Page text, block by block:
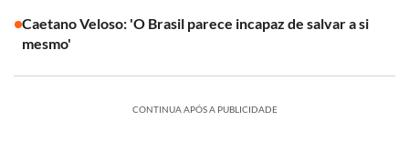
Caetano Veloso: 'O Brasil parece incapaz de salvar a si
mesmo'
CONTINUA APÓS A PUBLICIDADE